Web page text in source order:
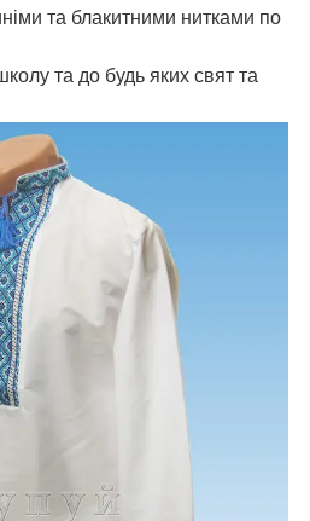
та блакитними нитками по
та до будь яких свят та